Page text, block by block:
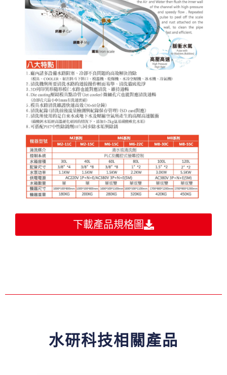
下載產品規格圖
水研科技相關產品